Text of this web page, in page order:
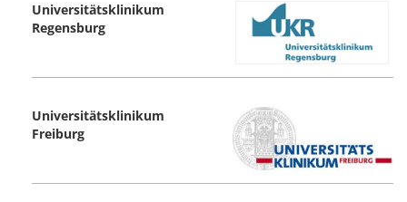
Universitätsklinikum
Regensburg
Universitätsklinikum
Freiburg